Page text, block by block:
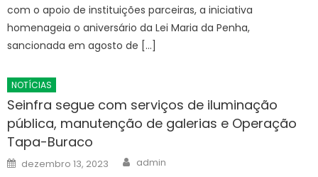
com o apoio de instituições parceiras, a iniciativa
homenageia o aniversário da Lei Maria da Penha,
sancionada em agosto de […]
NOTÍCIAS
Seinfra segue com serviços de iluminação
pública, manutenção de galerias e Operação
Tapa-Buraco
Posted
on
dezembro 13, 2023 Author
admin